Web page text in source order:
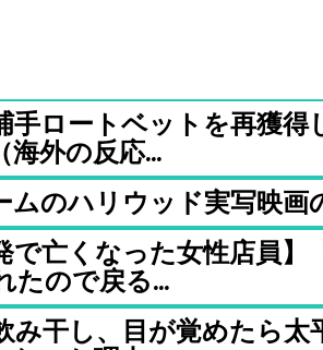
手ロートベットを再獲得
外の反応...
ムのハリウッド実写映画
で亡くなった女性店員
たので戻る...
み干し、目が覚めたら太